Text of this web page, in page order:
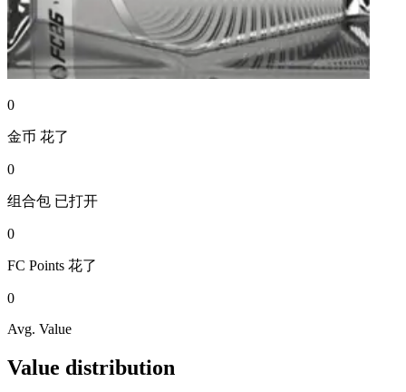
0
金币 花了
0
组合包 已打开
0
FC Points 花了
0
Avg. Value
Value distribution